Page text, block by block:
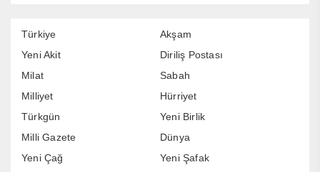
Türkiye
Akşam
Yeni Akit
Diriliş Postası
Milat
Sabah
Milliyet
Hürriyet
Türkgün
Yeni Birlik
Milli Gazete
Dünya
Yeni Çağ
Yeni Şafak